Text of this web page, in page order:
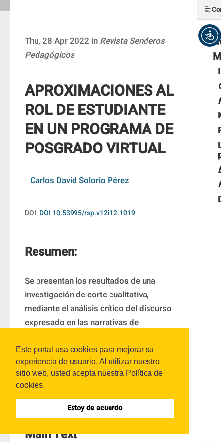
Este portal usa cookies para mejorar su
experiencia de usuario. Al utilizar nuestro
sitio web, usted acepta nuestra Política de
cookies.
Estoy de acuerdo
Thu, 28 Apr 2022 in Revista Senderos
Pedagógicos
APROXIMACIONES AL
ROL DE ESTUDIANTE
EN UN PROGRAMA DE
POSGRADO VIRTUAL
Carlos David Solorio Pérez
DOI: DOI 10.53995/rsp.v12i12.1019
Resumen:
Se presentan los resultados de una
investigación de corte cualitativa,
mediante el análisis crítico del discurso
expresado en las narrativas de
en modalidad virtual en México. Las
respuestas de los alumnos a la encuesta
de satisfacción presentan dos temas para
discutir: la retroalimentación y la
evaluación de su aprendizaje.
Main Text